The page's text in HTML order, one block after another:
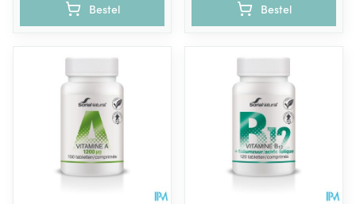
Bestel Bestel